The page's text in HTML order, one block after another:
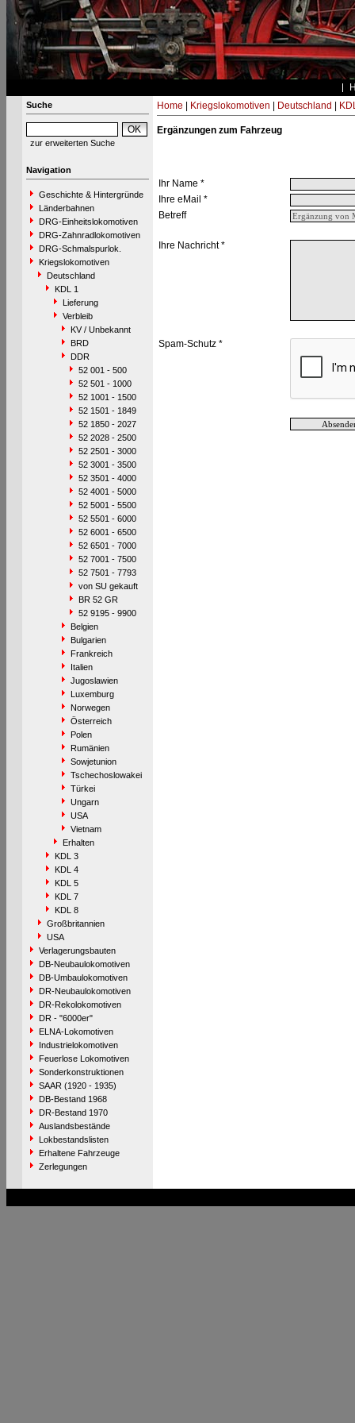
Suche
zur erweiterten Suche
Navigation
Geschichte & Hintergründe
Länderbahnen
DRG-Einheitslokomotiven
DRG-Zahnradlokomotiven
DRG-Schmalspurlok.
Kriegslokomotiven
Deutschland
KDL 1
Lieferung
Verbleib
KV / Unbekannt
BRD
DDR
52 001 - 500
52 501 - 1000
52 1001 - 1500
52 1501 - 1849
52 1850 - 2027
52 2028 - 2500
52 2501 - 3000
52 3001 - 3500
52 3501 - 4000
52 4001 - 5000
52 5001 - 5500
52 5501 - 6000
52 6001 - 6500
52 6501 - 7000
52 7001 - 7500
52 7501 - 7793
von SU gekauft
BR 52 GR
52 9195 - 9900
Belgien
Bulgarien
Frankreich
Italien
Jugoslawien
Luxemburg
Norwegen
Österreich
Polen
Rumänien
Sowjetunion
Tschechoslowakei
Türkei
Ungarn
USA
Vietnam
Erhalten
KDL 3
KDL 4
KDL 5
KDL 7
KDL 8
Großbritannien
USA
Verlagerungsbauten
DB-Neubaulokomotiven
DB-Umbaulokomotiven
DR-Neubaulokomotiven
DR-Rekolokomotiven
DR - "6000er"
ELNA-Lokomotiven
Industrielokomotiven
Feuerlose Lokomotiven
Sonderkonstruktionen
SAAR (1920 - 1935)
DB-Bestand 1968
DR-Bestand 1970
Auslandsbestände
Lokbestandslisten
Erhaltene Fahrzeuge
Zerlegungen
Home Kriegslokomotiven Deutschland
Ergänzungen zum Fahrzeug
Ihr Name *
Ihre eMail *
Betreff
Ihre Nachricht *
Spam-Schutz *